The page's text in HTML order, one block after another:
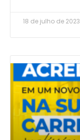
18 de julho de 2023